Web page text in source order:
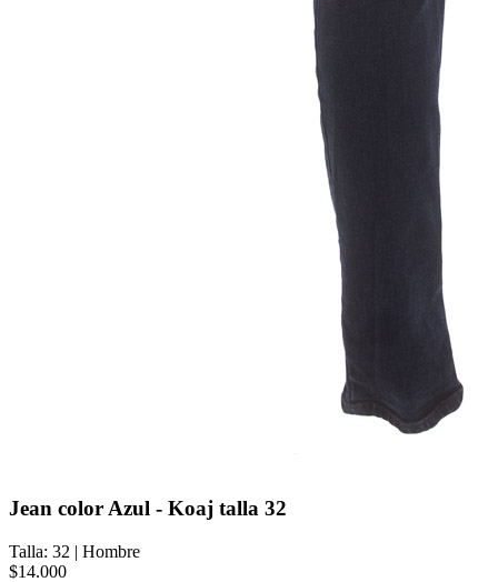
Jean color Azul - Koaj talla 32
Talla: 32 | Hombre
$14.000